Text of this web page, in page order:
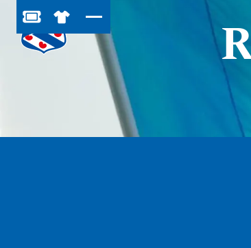
BESTEL JOUW TICKETS
SHOP IN DE FEANSTORE